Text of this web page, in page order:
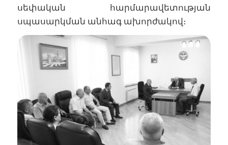
սեփական հարմարավետության
սպասարկման անհագ ախորժակով։